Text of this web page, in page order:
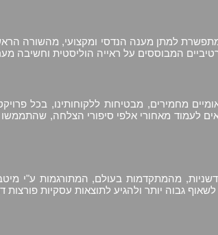
למתן מענה הנדסי ומקצועי, מהשורה
המבוססים על ראייה הוליסטית וחשיבה
מחמירים, מבטיחות ללקוחותינו, בכל
לעמוד מאחורי אלפי סיפורי הצלחה, שהתממשו
מהמתקדמות בעולם, המתורגמות ע"י
גבוה יותר ולהגיע לתוצאות עסקיות פורצות